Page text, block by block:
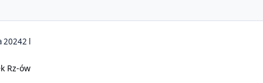
20242 l
Rz-ów